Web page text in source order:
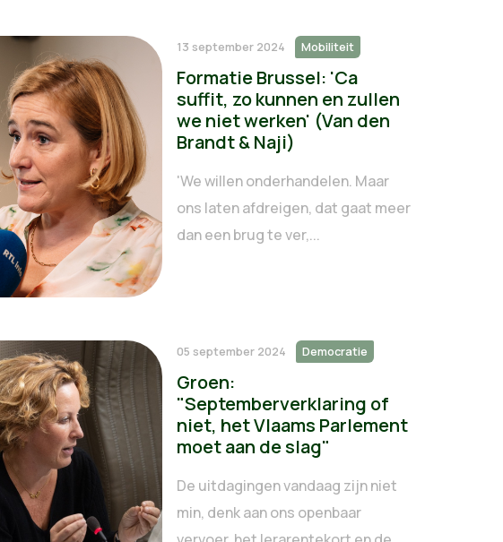
13 september 2024 Mobiliteit
Formatie Brussel: 'Ca
suffit, zo kunnen en zullen
we niet werken' (Van den
Brandt & Naji)
'We willen onderhandelen. Maar
ons laten afdreigen, dat gaat meer
dan een brug te ver,...
05 september 2024 Democratie
Groen:
"Septemberverklaring of
niet, het Vlaams Parlement
moet aan de slag"
De uitdagingen vandaag zijn niet
min, denk aan ons openbaar